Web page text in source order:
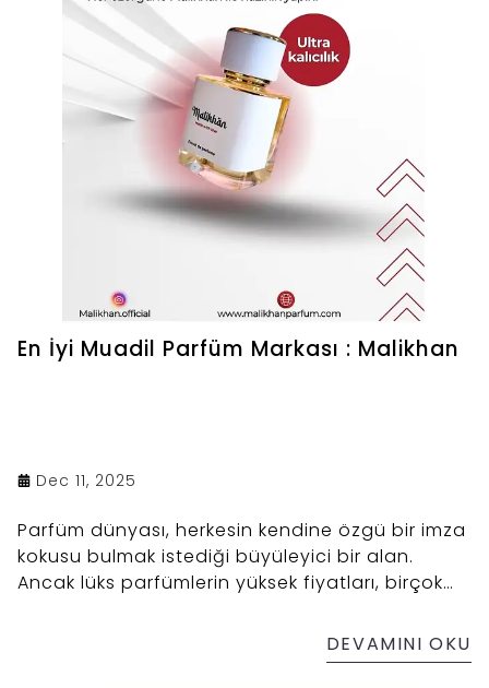
En İyi Muadil Parfüm Markası : Malikhan
Dec 11, 2025
Parfüm dünyası, herkesin kendine özgü bir imza
kokusu bulmak istediği büyüleyici bir alan.
Ancak lüks parfümlerin yüksek fiyatları, birçok
tam da bu noktada muadil parfümler devreye
giriyor. Peki, en iyi muadil parfüm markasını nasıl
DEVAMINI OKU